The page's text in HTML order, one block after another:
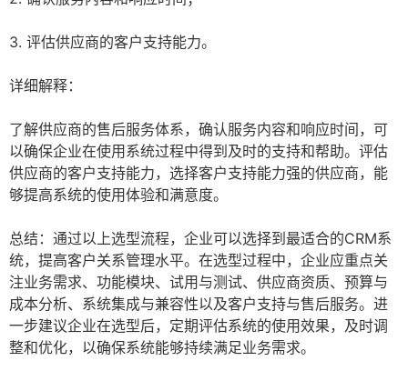
3. 评估供应商的客户支持能力。
详细解释：
了解供应商的售后服务体系，确认服务内容和响应时间，可
以确保企业在使用系统过程中得到及时的支持和帮助。评估
供应商的客户支持能力，选择客户支持能力强的供应商，能
够提高系统的使用体验和满意度。
总结：通过以上选型流程，企业可以选择到最适合的CRM系
统，提高客户关系管理水平。在选型过程中，企业应重点关
注业务需求、功能模块、试用与测试、供应商资质、预算与
成本分析、系统集成与兼容性以及客户支持与售后服务。进
一步建议企业在选型后，定期评估系统的使用效果，及时调
整和优化，以确保系统能够持续满足业务需求。